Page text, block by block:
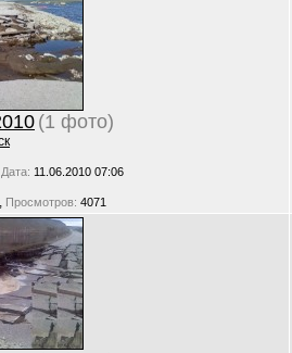
(1 фото)
Дата: 11.06.2010 07:06
, Просмотров: 4071